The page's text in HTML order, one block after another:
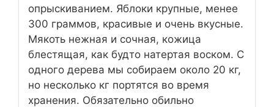
опрыскиванием. Яблоки крупные, менее
300 граммов, красивые и очень вкусные.
Мякоть нежная и сочная, кожица
блестящая, как будто натертая воском. С
одного дерева мы собираем около 20 кг,
но несколько кг портятся во время
хранения. Обязательно обильно